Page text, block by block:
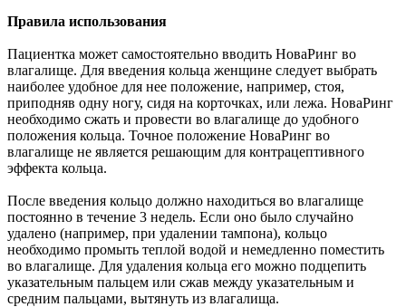
Правила использования
Пациентка может самостоятельно вводить НоваРинг во
влагалище. Для введения кольца женщине следует выбрать
наиболее удобное для нее положение, например, стоя,
приподняв одну ногу, сидя на корточках, или лежа. НоваРинг
необходимо сжать и провести во влагалище до удобного
положения кольца. Точное положение НоваРинг во
влагалище не является решающим для контрацептивного
эффекта кольца.
После введения кольцо должно находиться во влагалище
постоянно в течение 3 недель. Если оно было случайно
удалено (например, при удалении тампона), кольцо
необходимо промыть теплой водой и немедленно поместить
во влагалище. Для удаления кольца его можно подцепить
указательным пальцем или сжав между указательным и
средним пальцами, вытянуть из влагалища.